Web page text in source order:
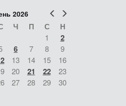
Попер
2026
Ч П С Н
1 2
6 7 8
9
13 14 15
16
20 21 22
23
27 28 29
30